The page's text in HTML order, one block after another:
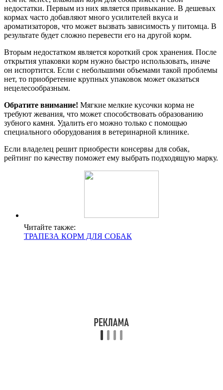
недостатки. Первым из них является привыкание. В дешевых
кормах часто добавляют много усилителей вкуса и
ароматизаторов, что может вызвать зависимость у питомца. В
результате будет сложно перевести его на другой корм.
Вторым недостатком является короткий срок хранения. После
открытия упаковки корм нужно быстро использовать, иначе
он испортится. Если с небольшими объемами такой проблемы
нет, то приобретение крупных упаковок может оказаться
нецелесообразным.
Обратите внимание! Мягкие мелкие кусочки корма не
требуют жевания, что может способствовать образованию
зубного камня. Удалить его можно только с помощью
специального оборудования в ветеринарной клинике.
Если владелец решит приобрести консервы для собак,
рейтинг по качеству поможет ему выбрать подходящую марку.
Читайте также:
ТРАПЕЗА КОРМ ДЛЯ СОБАК